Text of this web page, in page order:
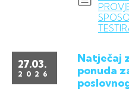
27.03.
2026
Natječaj
ponuda